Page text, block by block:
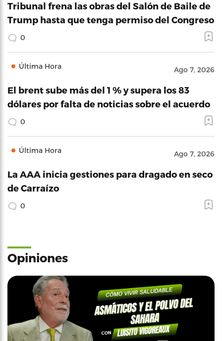
Tribunal frena las obras del Salón de Baile de
Trump hasta que tenga permiso del Congreso
0
Última Hora Ago 7, 2026
El brent sube más del 1 % y supera los 83
dólares por falta de noticias sobre el acuerdo
0
Última Hora Ago 7, 2026
La AAA inicia gestiones para dragado en seco
de Carraízo
0
Opiniones